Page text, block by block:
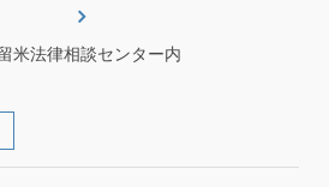
米法律相談センター内